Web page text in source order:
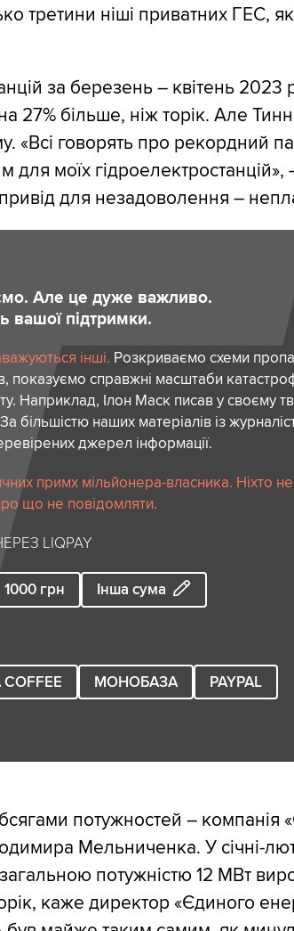
третини ніші приватних ГЕС,
за березень – квітень
27% більше, ніж торік. Але
«Всі говорять про рекордний
для моїх гідроелектростанцій»,
для незадоволення –
Але це дуже важливо.
вашої підтримки.
інші. Розкриваємо схеми
показуємо справжні масштаби
Наприклад, Ілон Маск писав у своєму
більшістю наших матеріалів із
джерел інформації.
примх мільйонера-власника. Ніхто
що не повідомляти.
LIQPAY
1000 грн Інша сума
COFFEE МОНОБАЗА PAYPAL
потужностей – компанія
Мельниченка. У січні-
загальною потужністю 12 МВт
каже директор «Єдиного